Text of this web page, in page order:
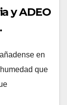
y ADEO
en
que